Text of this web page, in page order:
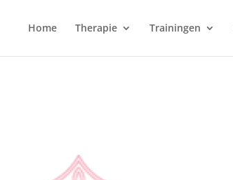
Home Therapie Trainingen